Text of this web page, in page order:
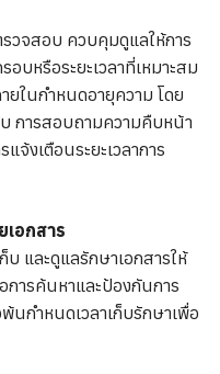
นา ฝึกอบรม
วจสอบ ควบคุมดูแลให้การ
บหรือระยะเวลาที่เหมาะสม
ยในกำหนดอายุความ โดย
การสอบถามความคืบหน้า
จ้งเตือนระยะเวลาการ
เอกสาร
และดูแลรักษาเอกสารให้
การค้นหาและป้องกันการ
นกำหนดเวลาเก็บรักษาเพื่อ